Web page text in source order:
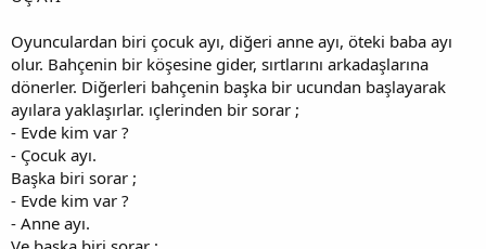
Oyunculardan biri çocuk ayı, diğeri anne ayı, öteki baba ayı
olur. Bahçenin bir köşesine gider, sırtlarını arkadaşlarına
dönerler. Diğerleri bahçenin başka bir ucundan başlayarak
ayılara yaklaşırlar. ıçlerinden bir sorar ;
- Evde kim var ?
- Çocuk ayı.
Başka biri sorar ;
- Evde kim var ?
- Anne ayı.